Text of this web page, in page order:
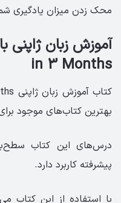
محک زدن میزان یادگیری
in 3 Months
بهترین کتاب‌های موجود
درس‌های این کتاب
پیشرفته کاربرد دارد.
با استفاده از این کتاب